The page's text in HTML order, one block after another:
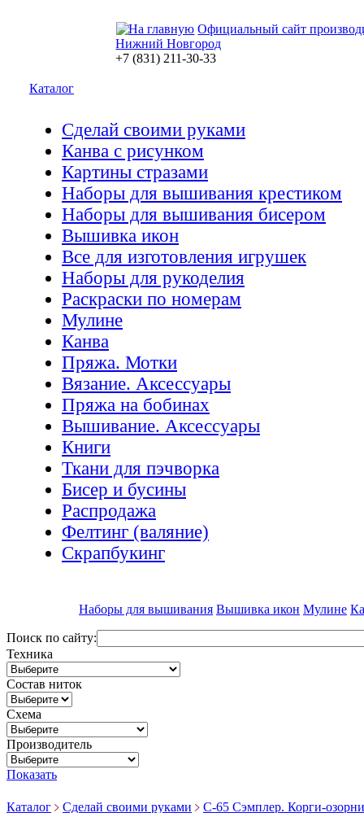
Официальный сайт
Нижний Новгород
+7 (831) 211-30-33
Каталог
Сделай своими руками
Канва с рисунком
Картины стразами
Наборы для вышивания крестиком
Наборы для вышивания бисером
Вышивка икон
Все для изготовления игрушек
Наборы для рукоделия
Раскраски по номерам
Мулине
Канва
Пряжа. Мотки
Вязание. Аксессуары
Пряжа на бобинах
Вышивание. Аксессуары
Книги
Ткани для пэчворка
Бисер и бусины
Распродажа
Фелтинг (валяние)
Скрапбукинг
Наборы для вышивания Вышивка икон Мулине
Поиск по сайту:
Техника
Состав ниток
Схема
Производитель
Показать
Каталог Сделай своими руками С-65 Сэмплер. Корги-